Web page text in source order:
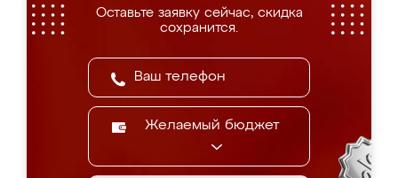
Оставьте заявку сейчас, скидка
сохранится.
Желаемый бюджет